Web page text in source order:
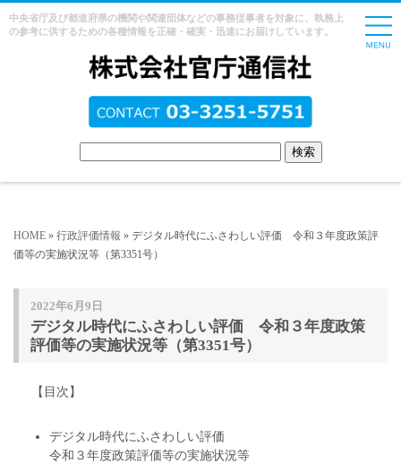
中央省庁及び都道府県の機関や関連団体などの事務従事者を対象に、執務上
の参考に供するための各種情報を正確・確実・迅速にお届けしています。
HOME » 行政評価情報 » デジタル時代にふさわしい評価 令和３年度政策評
価等の実施状況等（第3351号）
2022年6月9日
デジタル時代にふさわしい評価 令和３年度政策
評価等の実施状況等（第3351号）
【目次】
デジタル時代にふさわしい評価
令和３年度政策評価等の実施状況等